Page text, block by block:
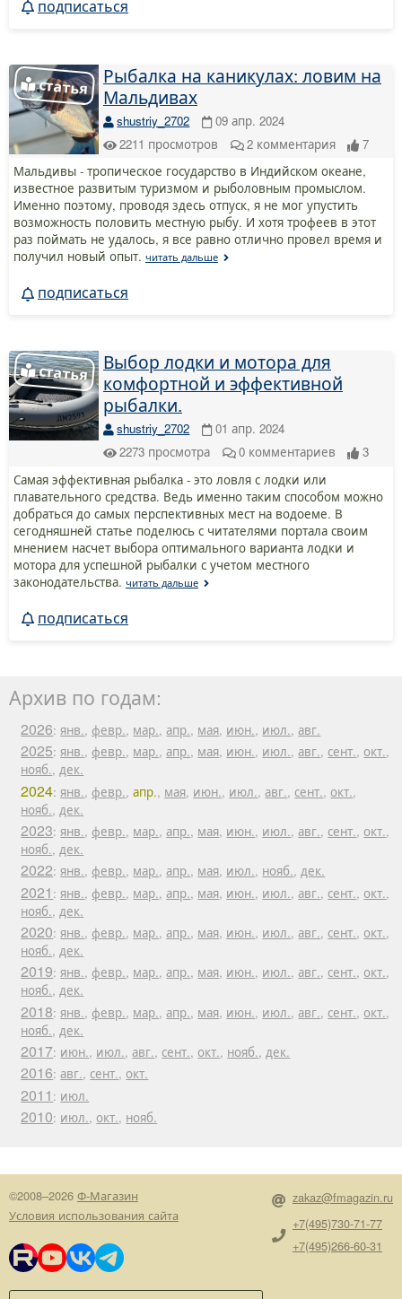
подписаться
Рыбалка на каникулах: ловим на
Мальдивах
shustriy_2702
09 апр. 2024
2211 просмотров 2 комментария
7
Мальдивы - тропическое государство в Индийском океане,
известное развитым туризмом и рыболовным промыслом.
Именно поэтому, проводя здесь отпуск, я не мог упустить
возможность половить местную рыбу. И хотя трофеев в этот
раз поймать не удалось, я все равно отлично провел время и
получил новый опыт. читать дальше
подписаться
Выбор лодки и мотора для
комфортной и эффективной
рыбалки.
shustriy_2702
01 апр. 2024
2273 просмотра 0 комментариев
3
Самая эффективная рыбалка - это ловля с лодки или
плавательного средства. Ведь именно таким способом можно
добраться до самых перспективных мест на водоеме. В
сегодняшней статье поделюсь с читателями портала своим
мнением насчет выбора оптимального варианта лодки и
мотора для успешной рыбалки с учетом местного
законодательства. читать дальше
подписаться
Архив по годам:
2026:янв., февр., мар.,апр., мая, июн., июл.,авг.
2025:янв., февр., мар.,апр., мая, июн., июл.,авг., сент., окт.,
нояб.,дек.
2024:янв., февр.,апр., мая, июн., июл.,авг., сент., окт.,
нояб., дек.
2023:янв., февр., мар.,апр., мая, июн., июл.,авг., сент., окт.,
нояб.,дек.
2022:янв., февр., мар.,апр., мая, июл., нояб.,дек.
2021 :янв., февр., мар.,апр., мая, июн., июл.,авг., сент., окт.,
нояб., дек.
2020:янв., февр., мар.,апр., мая, июн., июл.,авг., сент., окт.,
нояб.,дек.
2019:янв., февр., мар.,апр., мая, июн., июл.,авг., сент., окт.,
нояб.,дек.
2018:янв., февр., мар.,апр., мая, июн., июл.,авг., сент., окт.,
нояб., дек.
2017: июн., июл.,авг., сент., окт., нояб.,дек.
2016:авг., сент., окт.
2011 : июл.
2010: июл., окт., нояб.
©2008–2026 Ф-Магазин
Условия использования сайта
zakaz@fmagazin.ru
+7(495)730-71-77
+7(495)266-60-31